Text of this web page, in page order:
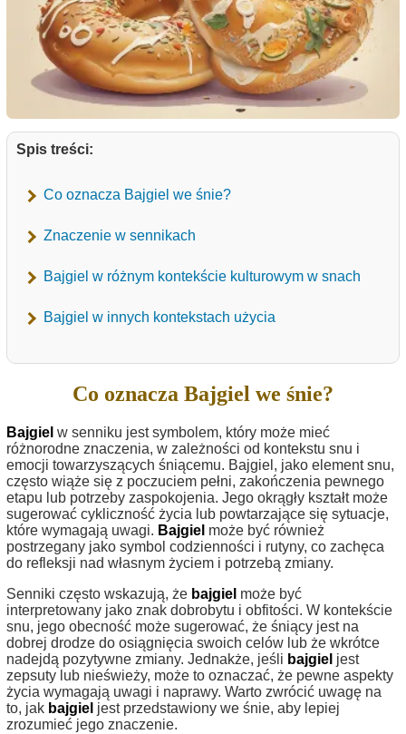
Spis treści:
Co oznacza Bajgiel we śnie?
Znaczenie w sennikach
Bajgiel w różnym kontekście kulturowym w snach
Bajgiel w innych kontekstach użycia
Co oznacza Bajgiel we śnie?
Bajgiel w senniku jest symbolem, który może mieć
różnorodne znaczenia, w zależności od kontekstu snu i
emocji towarzyszących śniącemu. Bajgiel, jako element snu,
często wiąże się z poczuciem pełni, zakończenia pewnego
etapu lub potrzeby zaspokojenia. Jego okrągły kształt może
sugerować cykliczność życia lub powtarzające się sytuacje,
które wymagają uwagi. Bajgiel może być również
postrzegany jako symbol codzienności i rutyny, co zachęca
do refleksji nad własnym życiem i potrzebą zmiany.
Senniki często wskazują, że bajgiel może być
interpretowany jako znak dobrobytu i obfitości. W kontekście
snu, jego obecność może sugerować, że śniący jest na
dobrej drodze do osiągnięcia swoich celów lub że wkrótce
nadejdą pozytywne zmiany. Jednakże, jeśli bajgiel jest
zepsuty lub nieświeży, może to oznaczać, że pewne aspekty
życia wymagają uwagi i naprawy. Warto zwrócić uwagę na
to, jak bajgiel jest przedstawiony we śnie, aby lepiej
zrozumieć jego znaczenie.